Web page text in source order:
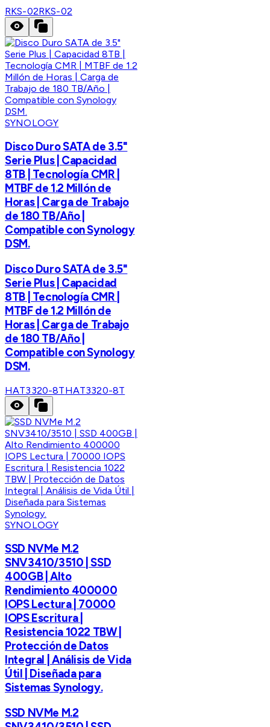
RKS-02RKS-02
SYNOLOGY
Disco Duro SATA de 3.5"
Serie Plus | Capacidad
8TB | Tecnología CMR |
MTBF de 1.2 Millón de
Horas | Carga de Trabajo
de 180 TB/Año |
Compatible con Synology
DSM.
Disco Duro SATA de 3.5"
Serie Plus | Capacidad
8TB | Tecnología CMR |
MTBF de 1.2 Millón de
Horas | Carga de Trabajo
de 180 TB/Año |
Compatible con Synology
DSM.
HAT3320-8THAT3320-8T
SYNOLOGY
SSD NVMe M.2
SNV3410/3510 | SSD
400GB | Alto
Rendimiento 400000
IOPS Lectura | 70000
IOPS Escritura |
Resistencia 1022 TBW |
Protección de Datos
Integral | Análisis de Vida
Útil | Diseñada para
Sistemas Synology.
SSD NVMe M.2